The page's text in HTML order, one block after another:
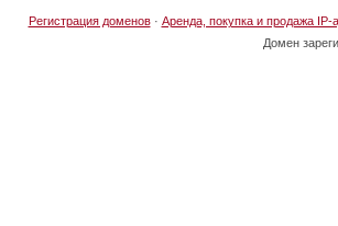
Регистрация доменов· Аренда, покупка и продажа IP-
Домен